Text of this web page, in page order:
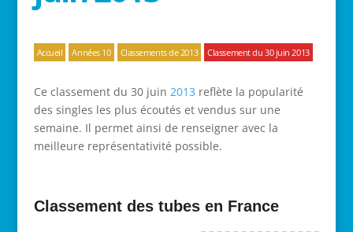
Accueil Années 10 Classements de 2013 Classement du 30 juin 2013
Ce classement du 30 juin 2013 reflète la popularité
des singles les plus écoutés et vendus sur une
semaine. Il permet ainsi de renseigner avec la
meilleure représentativité possible.
Classement des tubes en France